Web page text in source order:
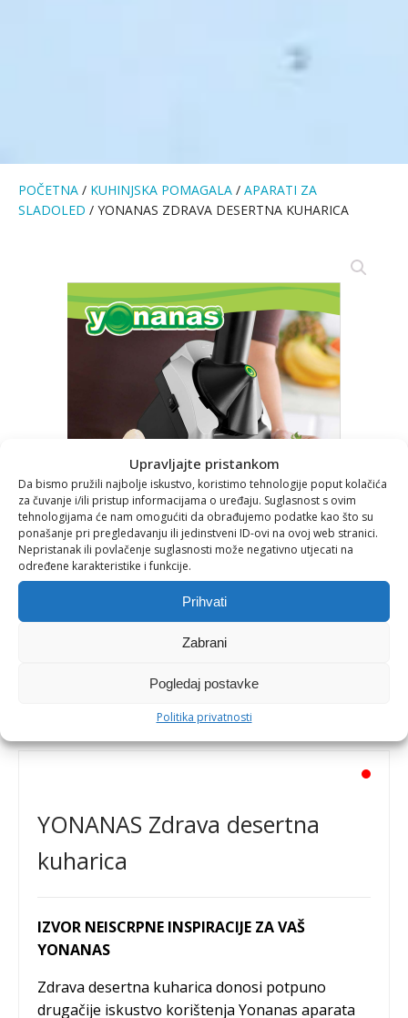
Upravljajte pristankom
Da bismo pružili najbolje iskustvo, koristimo tehnologije poput kolačića
za čuvanje i/ili pristup informacijama o uređaju. Suglasnost s ovim
tehnologijama će nam omogućiti da obrađujemo podatke kao što su
ponašanje pri pregledavanju ili jedinstveni ID-ovi na ovoj web stranici.
Nepristanak ili povlačenje suglasnosti može negativno utjecati na
određene karakteristike i funkcije.
Prihvati
Zabrani
Pogledaj postavke
Politika privatnosti
POČETNA / KUHINJSKA POMAGALA / APARATI ZA
SLADOLED / YONANAS ZDRAVA DESERTNA KUHARICA
YONANAS Zdrava desertna
kuharica
IZVOR NEISCRPNE INSPIRACIJE ZA VAŠ
YONANAS
Zdrava desertna kuharica donosi potpuno
drugačije iskustvo korištenja Yonanas aparata